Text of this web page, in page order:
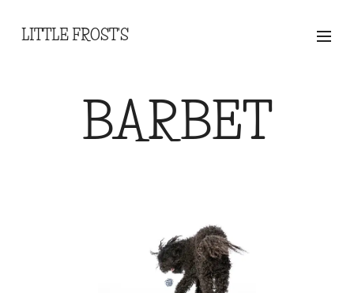
LITTLE FROST'S
BARBET